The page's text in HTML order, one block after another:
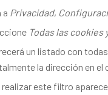
a Privacidad,
Todas lascookies
un listado con
la dirección en el
realizar este filtro